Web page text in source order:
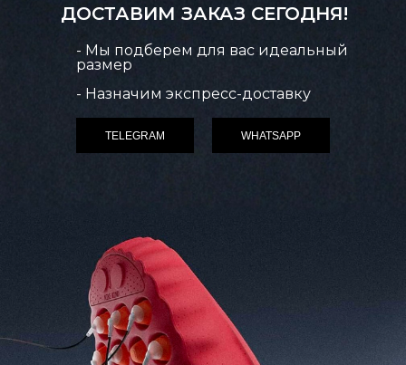
- Мы подберем для вас идеальный
размер
- Назначим экспресс-доставку
WHATSAPP
TELEGRAM
ДОСТАВИМ ЗАКАЗ СЕГОДНЯ!